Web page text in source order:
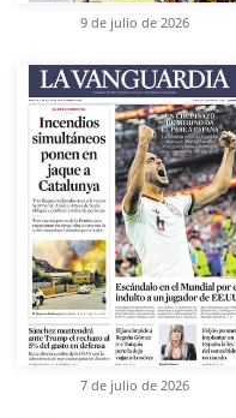
9 de julio de 2026
7 de julio de 2026